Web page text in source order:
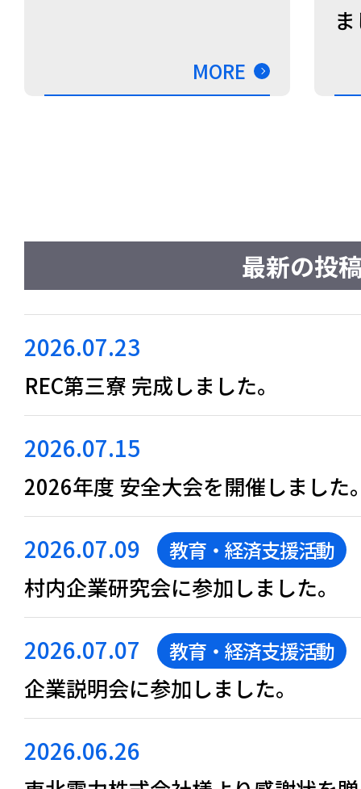
MORE
最新の投
2026.07.23
REC第三寮 完成しました。
2026.07.15
2026年度 安全大会を開催しました
2026.07.09 教育・経済支援活動
村内企業研究会に参加しました。
2026.07.07 教育・経済支援活動
企業説明会に参加しました。
2026.06.26